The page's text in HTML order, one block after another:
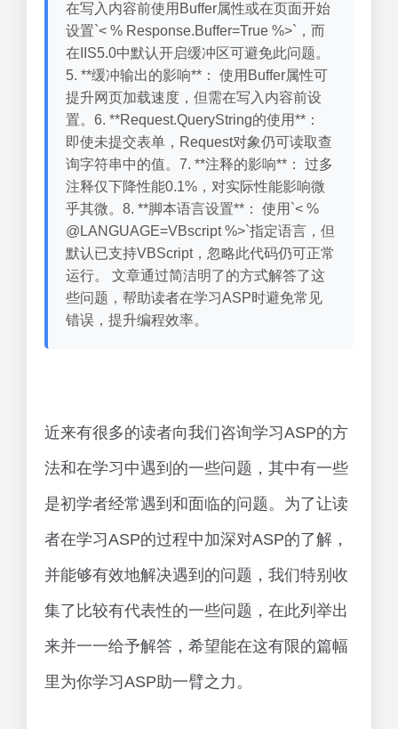
在写入内容前使用Buffer属性或在页面开始
设置`< % Response.Buffer=True %>`，而
在IIS5.0中默认开启缓冲区可避免此问题。
5. **缓冲输出的影响**： 使用Buffer属性可
提升网页加载速度，但需在写入内容前设
置。6. **Request.QueryString的使用**：
即使未提交表单，Request对象仍可读取查
询字符串中的值。7. **注释的影响**： 过多
注释仅下降性能0.1%，对实际性能影响微
乎其微。8. **脚本语言设置**： 使用`< %
@LANGUAGE=VBscript %>`指定语言，但
默认已支持VBScript，忽略此代码仍可正常
运行。 文章通过简洁明了的方式解答了这
些问题，帮助读者在学习ASP时避免常见
错误，提升编程效率。
近来有很多的读者向我们咨询学习ASP的方
法和在学习中遇到的一些问题，其中有一些
是初学者经常遇到和面临的问题。为了让读
者在学习ASP的过程中加深对ASP的了解，
并能够有效地解决遇到的问题，我们特别收
集了比较有代表性的一些问题，在此列举出
来并一一给予解答，希望能在这有限的篇幅
里为你学习ASP助一臂之力。